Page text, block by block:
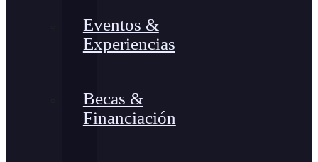
Eventos &
Experiencias
Becas &
Financiación